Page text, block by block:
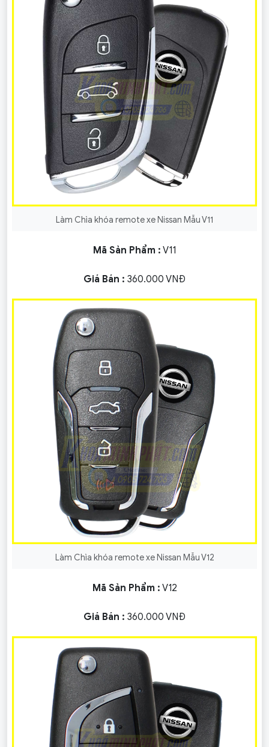
Làm Chìa khóa remote xe Nissan Mẫu V11
Mã Sản Phẩm : V11
Giá Bán : 360.000 VNĐ
Làm Chìa khóa remote xe Nissan Mẫu V12
Mã Sản Phẩm : V12
Giá Bán : 360.000 VNĐ